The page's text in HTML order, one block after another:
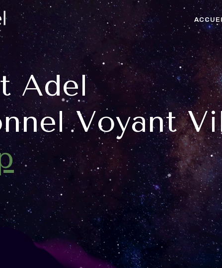
Adel
Voyant